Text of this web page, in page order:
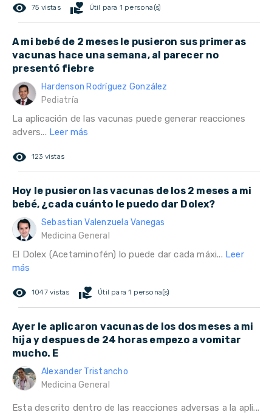
remove_red_eye 75 vistas volunteer_activism Útil para 1 persona(s)
A mi bebé de 2 meses le pusieron sus primeras
vacunas hace una semana, al parecer no
presentó fiebre
Hardenson Rodríguez González
Pediatría
La aplicación de las vacunas puede generar reacciones
advers... Leer más
remove_red_eye 123 vistas
Hoy le pusieron las vacunas de los 2 meses a mi
bebé, ¿cada cuánto le puedo dar Dolex?
Sebastian Valenzuela Vanegas
Medicina General
El Dolex (Acetaminofén) lo puede dar cada máxi... Leer
más
remove_red_eye 1047 vistas volunteer_activism Útil para 1 persona(s)
Ayer le aplicaron vacunas de los dos meses a mi
hija y despues de 24 horas empezo a vomitar
mucho. E
Alexander Tristancho
Medicina General
Esta descrito dentro de las reacciones adversas a la apli...